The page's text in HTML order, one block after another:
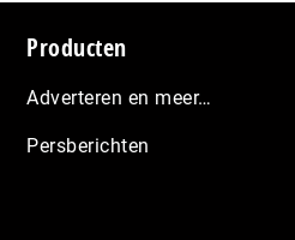
Producten
Adverteren en meer…
Persberichten